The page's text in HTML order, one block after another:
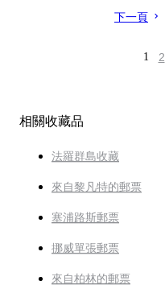
下一頁
1 2
相關收藏品
法羅群島收藏
來自黎凡特的郵票
塞浦路斯郵票
挪威單張郵票
來自柏林的郵票